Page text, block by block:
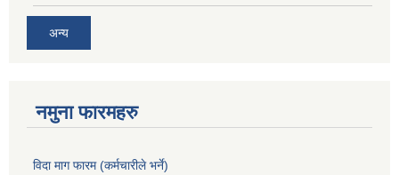
अन्य
नमुना फारमहरु
विदा माग फारम (कर्मचारीले भर्ने)